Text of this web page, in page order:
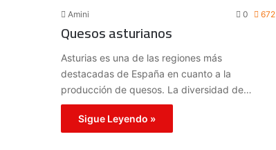
Amini 0 672
Quesos asturianos
Asturias es una de las regiones más
destacadas de España en cuanto a la
producción de quesos. La diversidad de…
Sigue Leyendo »